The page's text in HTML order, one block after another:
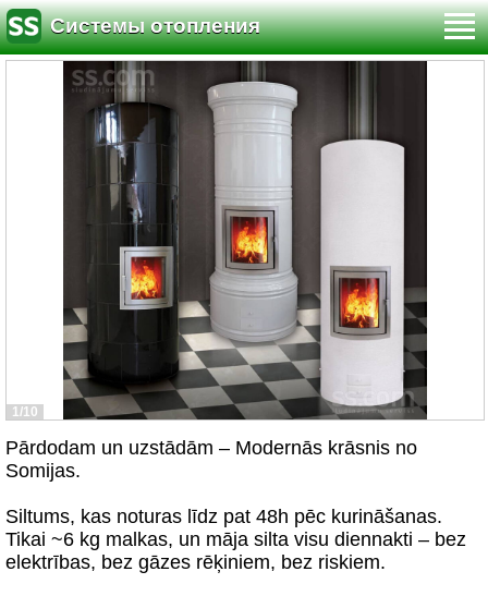
Системы отопления
1/10
Pārdodam un uzstādām – Modernās krāsnis no
Somijas.
Siltums, kas noturas līdz pat 48h pēc kurināšanas.
Tikai ~6 kg malkas, un māja silta visu diennakti – bez
elektrības, bez gāzes rēķiniem, bez riskiem.